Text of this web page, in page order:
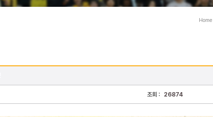
Home
조회 : 26874